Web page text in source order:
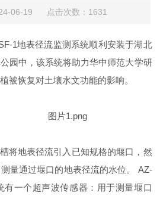
06-19 点击次数：1631
1地表径流监测系统顺利安装于湖北
园中，该系统将助力华中师范大学研
被恢复对土壤水文功能的影响。
将地表径流引入已知规格的堰口，然
量通过堰口的地表径流的水位。
AZ-
有一个超声波传感器：用于测量堰口